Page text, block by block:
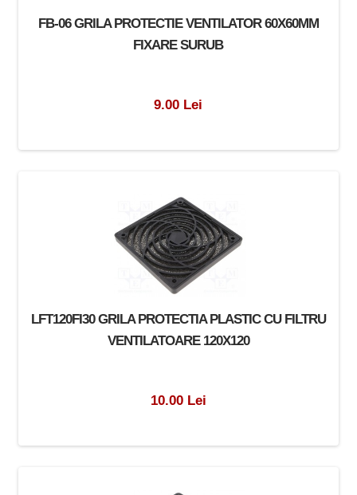
FB-06 GRILA PROTECTIE VENTILATOR 60X60MM
FIXARE SURUB
9.00 Lei
LFT120FI30 GRILA PROTECTIA PLASTIC CU FILTRU
VENTILATOARE 120X120
10.00 Lei